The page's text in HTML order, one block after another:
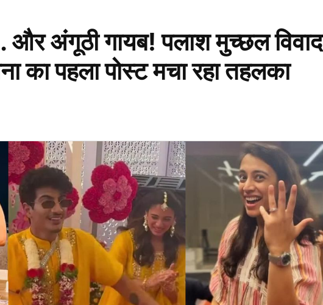
और अंगूठी गायब! पलाश मुच्छल विवाद
का पहला पोस्ट मचा रहा तहलका